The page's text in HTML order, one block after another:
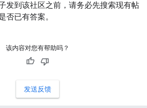
发到该社区之前，请务必先搜索现有帖
否已有答案。
该内容对您有帮助吗？
发送反馈